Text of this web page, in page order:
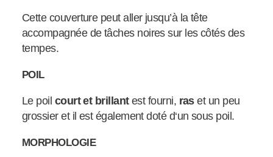
Cette couverture peut aller jusqu’à la tête
accompagnée de tâches noires sur les côtés des
tempes.
POIL
Le poil court et brillantest fourni, raset un peu
grossier et il est également doté d‘un sous poil.
MORPHOLOGIE